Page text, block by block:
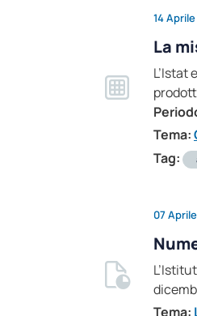
14
La
Tema:
Tag:
07
Tema: